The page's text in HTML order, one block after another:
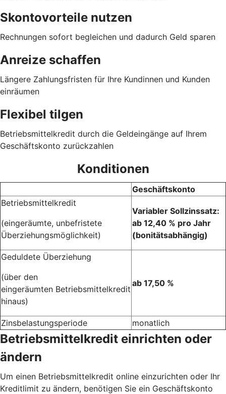
Skontovorteile nutzen
Rechnungen sofort begleichen und dadurch Geld sparen
Anreize schaffen
Längere Zahlungsfristen für Ihre Kundinnen und Kunden
einräumen
Flexibel tilgen
Betriebsmittelkredit durch die Geldeingänge auf Ihrem
Geschäftskonto zurückzahlen
Konditionen
Geschäftskonto
Betriebsmittelkredit
(eingeräumte, unbefristete
Überziehungsmöglichkeit)
Variabler Sollzinssatz:
ab 12,40 % pro Jahr
(bonitätsabhängig)
Geduldete Überziehung
(über den
eingeräumten Betriebsmittelkredit
hinaus)
ab 17,50 %
Zinsbelastungsperiode monatlich
Betriebsmittelkredit einrichten oder
ändern
Um einen Betriebsmittelkredit online einzurichten oder Ihr
Kreditlimit zu ändern, benötigen Sie ein Geschäftskonto